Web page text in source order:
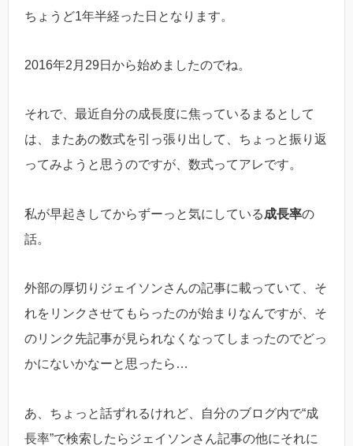
ちょうど1年半経った日となります。
2016年2月29日から始めましたのでね。
それで、最近自分の成長度に焦っているまるとして
は、またあの数式を引っ張り出して、ちょっと振り返
ってみようと思うのですが、数式ってアレです。
私が早起きしてからずーっと気にしている成長率の
話。
外部の厚切りジェイソンさんの記事に載っていて、そ
れをリンクさせてもらったのが始まりなんですが、そ
のリンク先記事が見られなくなってしまったのでどっ
かにないかなーと思ったら…
あ、ちょっと話ずれるけれど、自分のブログ内で“成
長率”で検索したらジェイソンさん記事の他にそれに